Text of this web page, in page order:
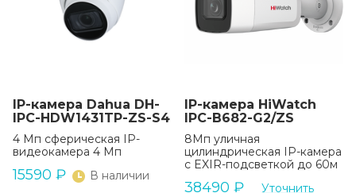
IP-камера Dahua DH-
IPC-HDW1431TP-ZS-S4
4 Мп сферическая IP-
видеокамера 4 Мп
15590 ₽ В наличии
IP-камера HiWatch
IPC-B682-G2/ZS
8Мп уличная
цилиндрическая IP-камера
с EXIR-подсветкой до 60м
38490 ₽ Уточнить